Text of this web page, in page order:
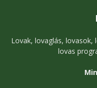
Lovak, lovaglás,
lovas